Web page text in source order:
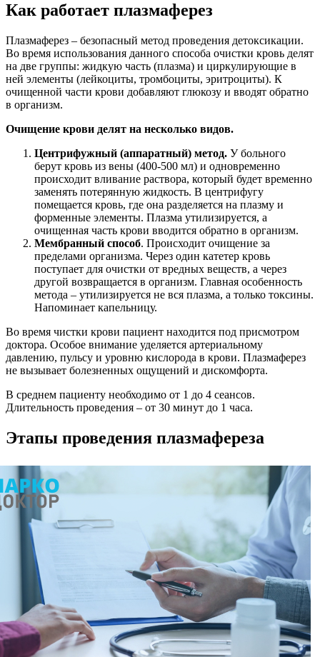
Как работает плазмаферез
Плазмаферез – безопасный метод проведения детоксикации.
Во время использования данного способа очистки кровь делят
на две группы: жидкую часть (плазма) и циркулирующие в
ней элементы (лейкоциты, тромбоциты, эритроциты). К
очищенной части крови добавляют глюкозу и вводят обратно
в организм.
Очищение крови делят на несколько видов.
Центрифужный (аппаратный) метод. У больного
берут кровь из вены (400-500 мл) и одновременно
происходит вливание раствора, который будет временно
заменять потерянную жидкость. В центрифугу
помещается кровь, где она разделяется на плазму и
форменные элементы. Плазма утилизируется, а
очищенная часть крови вводится обратно в организм.
Мембранный способ. Происходит очищение за
пределами организма. Через один катетер кровь
поступает для очистки от вредных веществ, а через
другой возвращается в организм. Главная особенность
метода – утилизируется не вся плазма, а только токсины.
Напоминает капельницу.
Во время чистки крови пациент находится под присмотром
доктора. Особое внимание уделяется артериальному
давлению, пульсу и уровню кислорода в крови. Плазмаферез
не вызывает болезненных ощущений и дискомфорта.
В среднем пациенту необходимо от 1 до 4 сеансов.
Длительность проведения – от 30 минут до 1 часа.
Этапы проведения плазмафереза